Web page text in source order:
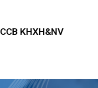
KHXH&NV